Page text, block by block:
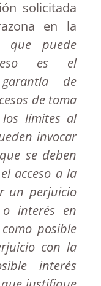
solicitada
en la
que puede
es el
de
de toma
límites al
invocar
se deben
acceso a la
un perjuicio
interés en
posible
con la
interés